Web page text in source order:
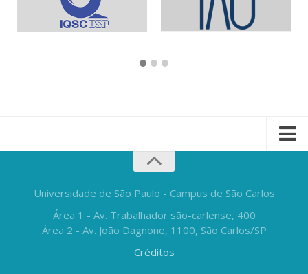
Universidade de São Paulo - Campus de São Carlos
Área 1 - Av. Trabalhador são-carlense, 400
Área 2 - Av. João Dagnone, 1100, São Carlos/SP
Créditos